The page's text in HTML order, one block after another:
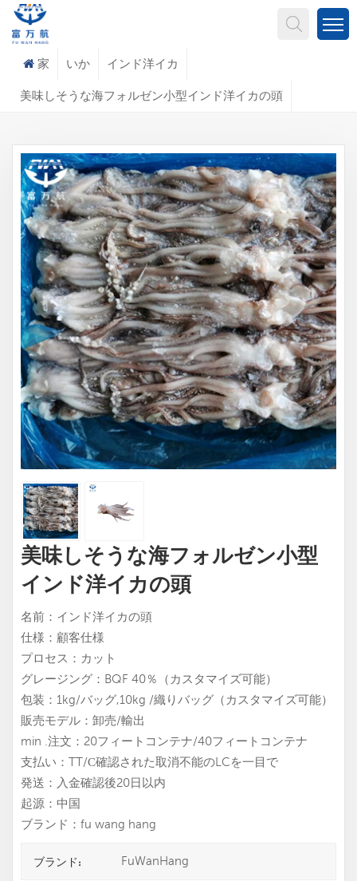
家 いか インド洋イカ
美味しそうな海フォルゼン小型インド洋イカの頭
美味しそうな海フォルゼン小型
インド洋イカの頭
名前：インド洋イカの頭
仕様：顧客仕様
プロセス：カット
グレージング：BQF 40％（カスタマイズ可能）
包装：1kg/バッグ,10kg /織りバッグ（カスタマイズ可能）
販売モデル：卸売/輸出
min .注文：20フィートコンテナ/40フィートコンテナ
支払い：TT/С確認された取消不能のLCを一目で
発送：入金確認後20日以内
起源：中国
ブランド：fu wang hang
ブランド: FuWanHang